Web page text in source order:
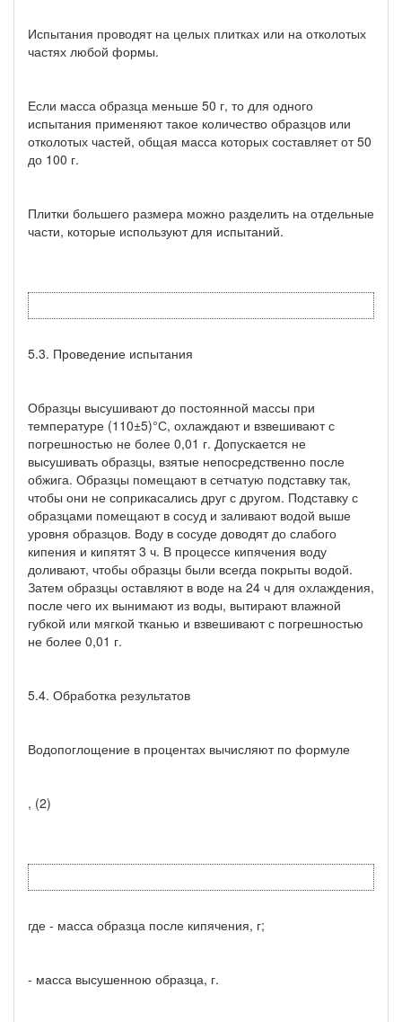
Испытания проводят на целых плитках или на отколотых
частях любой формы.
Если масса образца меньше 50 г, то для одного
испытания применяют такое количество образцов или
отколотых частей, общая масса которых составляет от 50
до 100 г.
Плитки большего размера можно разделить на отдельные
части, которые используют для испытаний.
5.3. Проведение испытания
Образцы высушивают до постоянной массы при
температуре (110±5)°С, охлаждают и взвешивают с
погрешностью не более 0,01 г. Допускается не
высушивать образцы, взятые непосредственно после
обжига. Образцы помещают в сетчатую подставку так,
чтобы они не соприкасались друг с другом. Подставку с
образцами помещают в сосуд и заливают водой выше
уровня образцов. Воду в сосуде доводят до слабого
кипения и кипятят 3 ч. В процессе кипячения воду
доливают, чтобы образцы были всегда покрыты водой.
Затем образцы оставляют в воде на 24 ч для охлаждения,
после чего их вынимают из воды, вытирают влажной
губкой или мягкой тканью и взвешивают с погрешностью
не более 0,01 г.
5.4. Обработка результатов
Водопоглощение в процентах вычисляют по формуле
, (2)
где - масса образца после кипячения, г;
- масса высушенною образца, г.